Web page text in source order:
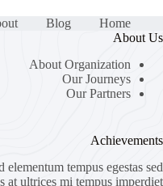
Home
Blog
About Us
About Organization
Our Journeys
Our Partners
Achievements
elementum tempus egestas sed
at ultrices mi tempus imperdiet